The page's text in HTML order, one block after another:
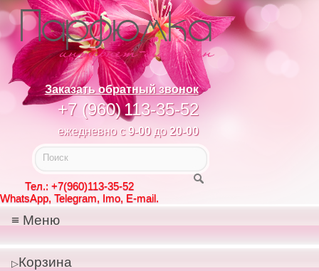
Заказать обратный звонок
+7 (960)113-35-52
ежедневно с 9-00до 20-00
Тел.: +7(960)113-35-52
WhatsApp, Telegram, Imo, E-mail.
Меню
Корзина